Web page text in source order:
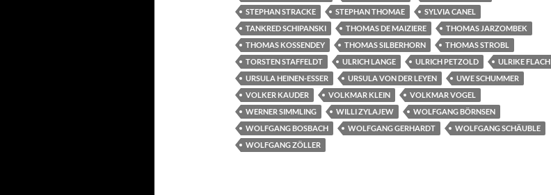
STEPHAN STRACKE
STEPHAN THOMAE
SYLVIA CANEL
TANKRED SCHIPANSKI
THOMAS DE MAIZIERE
THOMAS JARZOMBEK
THOMAS KOSSENDEY
THOMAS SILBERHORN
THOMAS STROBL
TORSTEN STAFFELDT
ULRICH LANGE ULRICH PETZOLD
ULRIKE FLACH
URSULA HEINEN-ESSER
URSULA VON DER LEYEN
UWE SCHUMMER
VOLKER KAUDER
VOLKMAR KLEIN
VOLKMAR VOGEL
WERNER SIMMLING
WILLI ZYLAJEW
WOLFGANG BÖRNSEN
WOLFGANG BOSBACH
WOLFGANG GERHARDT
WOLFGANG SCHÄUBLE
WOLFGANG ZÖLLER